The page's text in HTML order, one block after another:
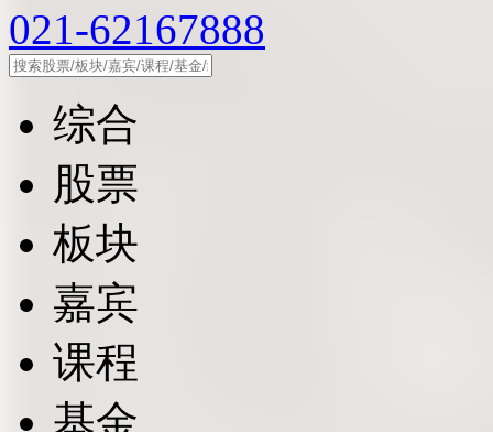
021-62167888
综合
股票
板块
嘉宾
课程
基金